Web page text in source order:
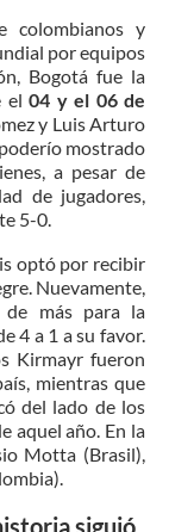
colombianos y
por equipos
Bogotá fue la
el 04 y el 06 de
y Luis Arturo
mostrado
a pesar de
de jugadores,
5-0.
optó por recibir
Nuevamente,
más para la
4 a 1 a su favor.
Kirmayr fueron
mientras que
del lado de los
aquel año. En la
Motta (Brasil),